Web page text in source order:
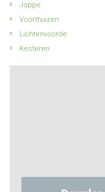
Joppe
Voorthuizen
Lichtenvoorde
Kesteren